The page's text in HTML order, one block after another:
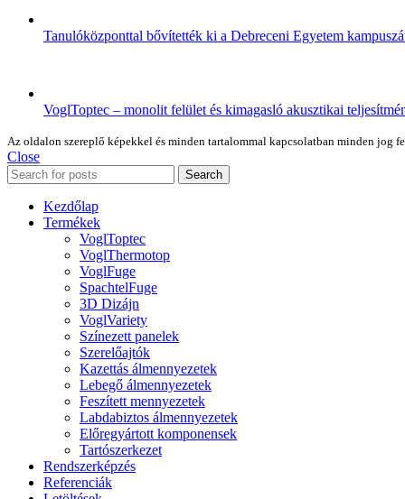
Tanulóközponttal bővítették ki a Debreceni Egyetem
VoglToptec – monolit felület és kimagasló akusztikai
Az oldalon szereplő képekkel és minden tartalommal kapcsolatban minden jog
Close
Search
Kezdőlap
Termékek
VoglToptec
VoglThermotop
VoglFuge
SpachtelFuge
3D Dizájn
VoglVariety
Színezett panelek
Szerelőajtók
Kazettás álmennyezetek
Lebegő álmennyezetek
Feszített mennyezetek
Labdabiztos álmennyezetek
Előregyártott komponensek
Tartószerkezet
Rendszerképzés
Referenciák